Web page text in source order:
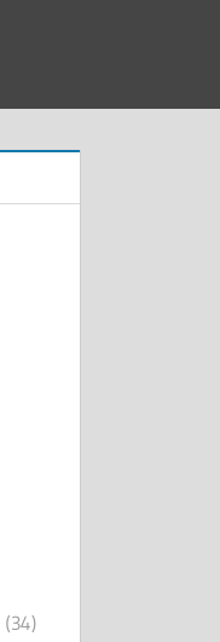
(34)